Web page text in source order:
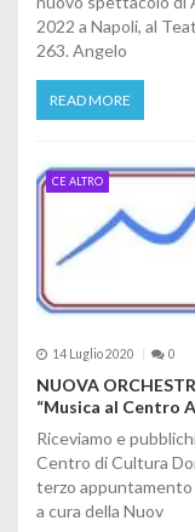
2022 a Napoli, al
263. Angelo
READ MORE
CE ALTRO
14 Luglio 2020 0
NUOVA
“Musica al Centro
Riceviamo e
Centro di Cultura
terzo appuntamento
a cura della Nuov